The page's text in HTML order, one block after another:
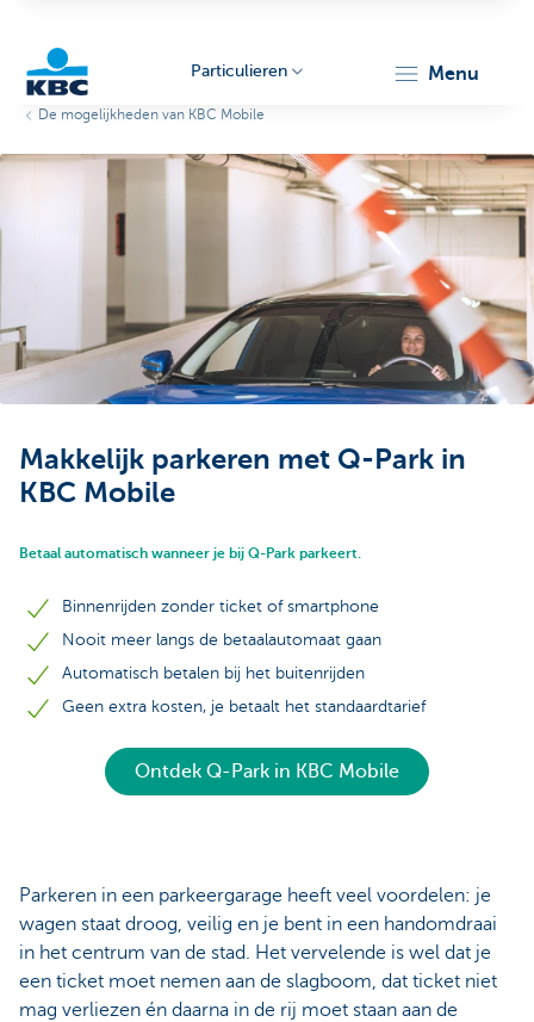
Particulieren
Particulieren menu
De mogelijkheden van KBC Mobile
Makkelijk parkeren met Q-Park in
KBC Mobile
Betaal automatisch wanneer je bij Q-Park parkeert.
Binnenrijden zonder ticket of smartphone
Nooit meer langs de betaalautomaat gaan
Automatisch betalen bij het buitenrijden
Geen extra kosten, je betaalt het standaardtarief
Ontdek Q-Park in KBC Mobile
Parkeren in een parkeergarage heeft veel voordelen: je
wagen staat droog, veilig en je bent in een handomdraai
in het centrum van de stad. Het vervelende is wel dat je
een ticket moet nemen aan de slagboom, dat ticket niet
mag verliezen én daarna in de rij moet staan aan de